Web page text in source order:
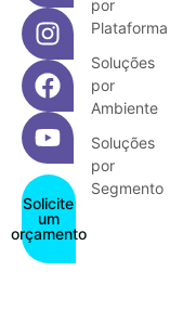
Solicite
um
orçamento
por
Plataforma
Soluções
por
Ambiente
Soluções
por
Segmento